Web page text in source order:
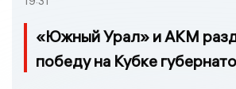
«Южный Урал» и АКМ
победу на Кубке